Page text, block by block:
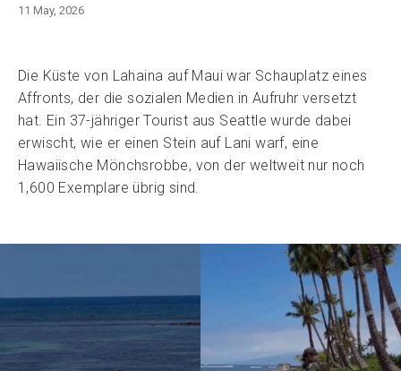
11 May, 2026
Die Küste von Lahaina auf Maui war Schauplatz eines
Affronts, der die sozialen Medien in Aufruhr versetzt
hat. Ein 37-jähriger Tourist aus Seattle wurde dabei
erwischt, wie er einen Stein auf Lani warf, eine
Hawaiische Mönchsrobbe, von der weltweit nur noch
1,600 Exemplare übrig sind.